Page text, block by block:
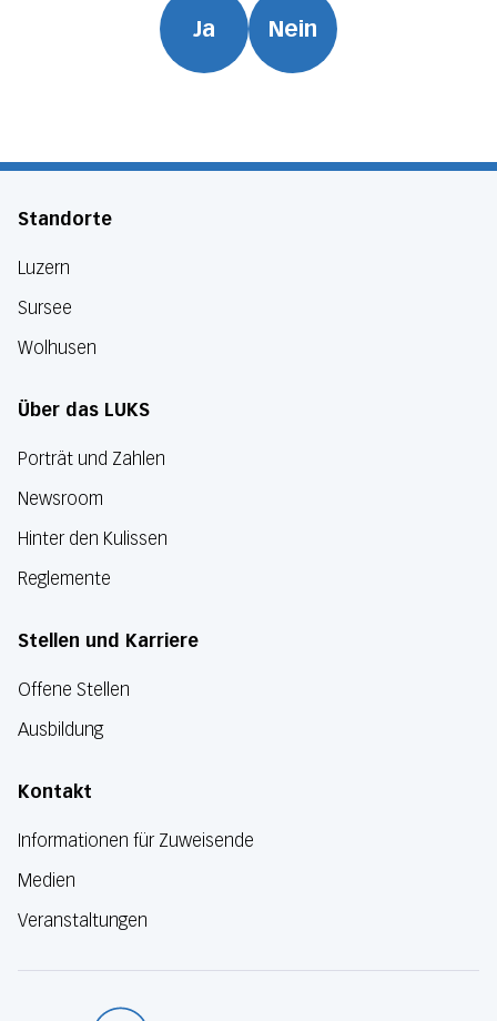
Ja Nein
Standorte
Luzern
Sursee
Wolhusen
Über das LUKS
Porträt und Zahlen
Newsroom
Hinter den Kulissen
Reglemente
Stellen und Karriere
Offene Stellen
Ausbildung
Kontakt
Informationen für Zuweisende
Medien
Veranstaltungen